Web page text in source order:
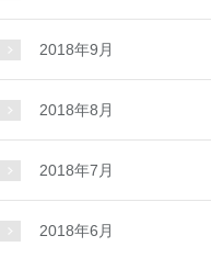
2018年9月
2018年8月
2018年7月
2018年6月